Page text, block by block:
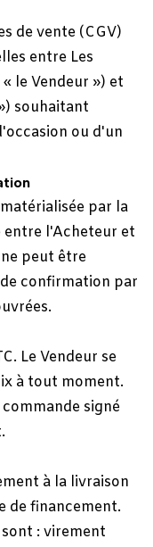
de vente (CGV)
entre Les
le Vendeur ») et
souhaitant
ou d'un
par la
entre l'Acheteur et
peut être
confirmation par
Le Vendeur se
à tout moment.
signé
à la livraison
de financement.
: virement